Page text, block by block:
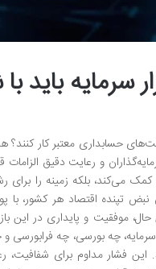
سرمایه باید
حسابداری معتبر کار
و رعایت دقیق
می‌کند، بلکه زمینه را برای
نبض تپنده اقتصاد هر کشور،
موفقیت و پایداری در این
چه بورسی، چه
این فشار مداوم برای